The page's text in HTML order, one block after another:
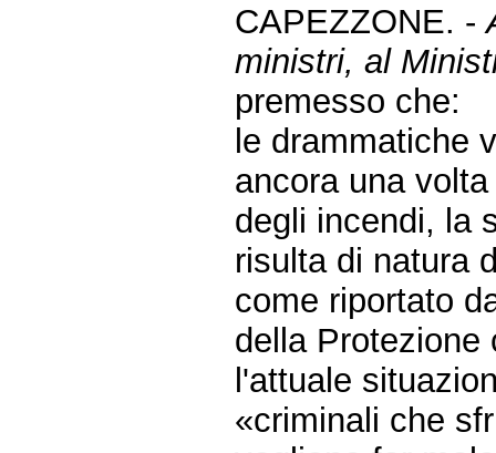
CAPEZZONE. -
ministri, al
premesso che:
le drammatiche
ancora una
degli incendi, la
risulta di natura
come riportato
della Protezione
l'attuale
«criminali che